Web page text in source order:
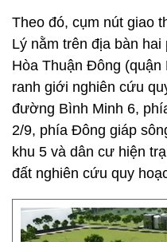
Theo đó, cụm nút giao
Lý nằm trên địa bàn
Hòa Thuận Đông
ranh giới nghiên cứu
đường Bình Minh 6,
2/9, phía Đông giáp
khu 5 và dân cư hiện
đất nghiên cứu quy